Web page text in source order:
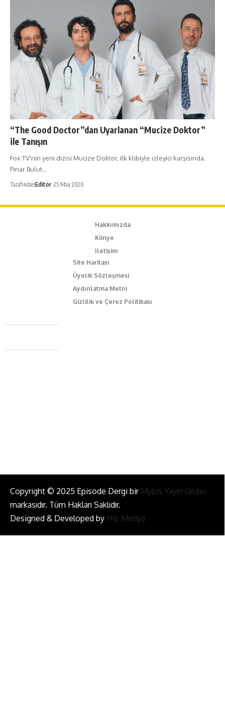
“The Good Doctor”dan Uyarlanan “Mucize Doktor”
ile Tanışın
Fox TV'nin yeni dizisi Mucize Doktor, ilk klibiyle izleyici karşısında.
Pınar Bulut…
TarafındanEditör 25 May 2020
Hakkımızda
Künye
İletişim
Site Haritası
Üyelik Sözleşmesi
Aydınlatma Metni
Gizlilik ve Çerez Politikası
Caferağa Mah. Dr. Şakir Paşa Sok. No3/A Kadıköy İstanbul
+90 543 345 46 00
Copyright © 2025 Episode Dergi bir Mylos Yayın Grubu
markasıdır. Tüm Hakları Saklıdır.
Designed & Developed by Hip Medya